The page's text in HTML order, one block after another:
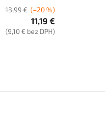
13,99 € (–20 %)
11,19 €
(9,10 € bez DPH)